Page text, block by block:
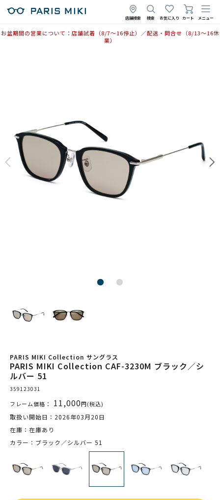
店舗検索 検索 お気に入り カート メニュー
お盆期間の営業について：店舗試着（8/7〜16停止）／配送・問合せ（8/13〜16休
業）
PARIS MIKI Collection サングラス
PARIS MIKI Collection CAF-3230M ブラック／シ
ルバー 51
359123031
フレーム価格： 11,000円(税込)
取扱い開始日：2026年03月20日
在庫：在庫あり
カラー：ブラック／シルバー 51